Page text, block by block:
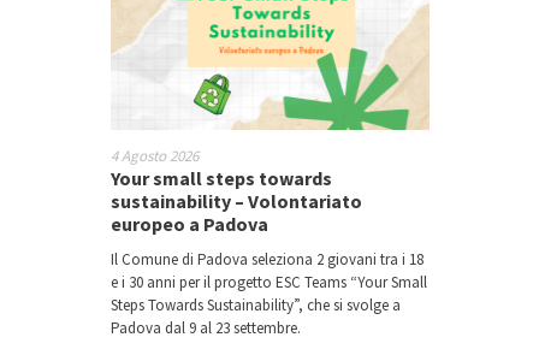
4 Agosto 2026
Your small steps towards
sustainability – Volontariato
europeo a Padova
Il Comune di Padova seleziona 2 giovani tra i 18
e i 30 anni per il progetto ESC Teams “Your Small
Steps Towards Sustainability”, che si svolge a
Padova dal 9 al 23 settembre.